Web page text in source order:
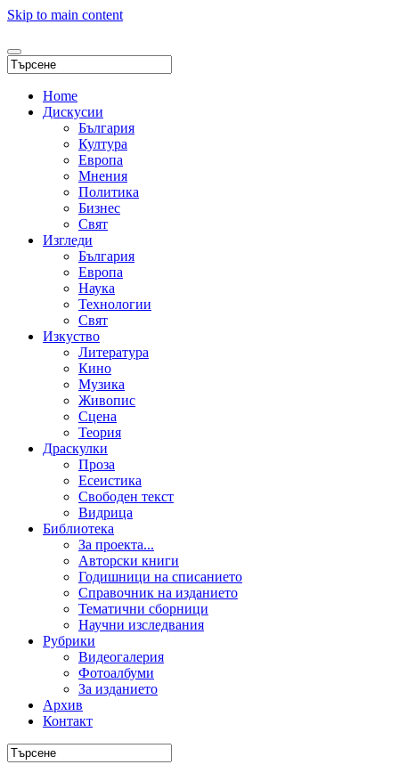
Skip to main content
Home
Дискусии
България
Култура
Европа
Мнения
Политика
Бизнес
Свят
Изгледи
България
Европа
Наука
Технологии
Свят
Изкуство
Литература
Кино
Музика
Живопис
Сцена
Теория
Драскулки
Проза
Есеистика
Свободен текст
Видрица
Библиотека
За проекта...
Авторски книги
Годишници на списанието
Справочник на изданието
Тематични сборници
Научни изследвания
Рубрики
Видеогалерия
Фотоалбуми
За изданието
Архив
Контакт